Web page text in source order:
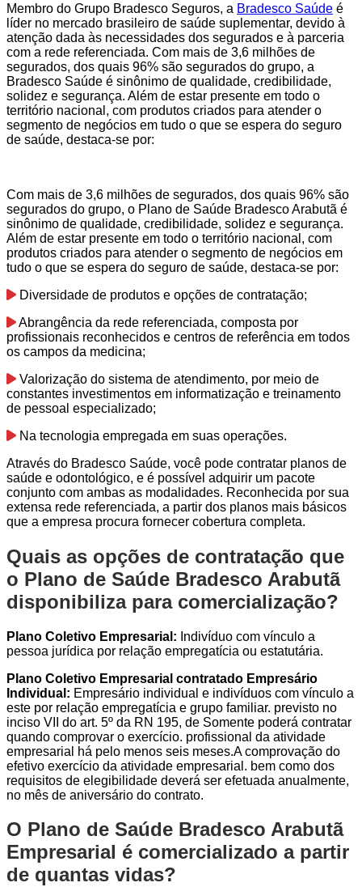
Membro do Grupo Bradesco Seguros, a Bradesco Saúde é
líder no mercado brasileiro de saúde suplementar, devido à
atenção dada às necessidades dos segurados e à parceria
com a rede referenciada. Com mais de 3,6 milhões de
segurados, dos quais 96% são segurados do grupo, a
Bradesco Saúde é sinônimo de qualidade, credibilidade,
solidez e segurança. Além de estar presente em todo o
território nacional, com produtos criados para atender o
segmento de negócios em tudo o que se espera do seguro
de saúde, destaca-se por:
Com mais de 3,6 milhões de segurados, dos quais 96% são
segurados do grupo, o Plano de Saúde Bradesco Arabutã é
sinônimo de qualidade, credibilidade, solidez e segurança.
Além de estar presente em todo o território nacional, com
produtos criados para atender o segmento de negócios em
tudo o que se espera do seguro de saúde, destaca-se por:
Diversidade de produtos e opções de contratação;
Abrangência da rede referenciada, composta por
profissionais reconhecidos e centros de referência em todos
os campos da medicina;
Valorização do sistema de atendimento, por meio de
constantes investimentos em informatização e treinamento
de pessoal especializado;
Na tecnologia empregada em suas operações.
Através do Bradesco Saúde, você pode contratar planos de
saúde e odontológico, e é possível adquirir um pacote
conjunto com ambas as modalidades. Reconhecida por sua
extensa rede referenciada, a partir dos planos mais básicos
que a empresa procura fornecer cobertura completa.
Quais as opções de contratação que
o Plano de Saúde Bradesco Arabutã
disponibiliza para comercialização?
Plano Coletivo Empresarial: Indivíduo com vínculo a
pessoa jurídica por relação empregatícia ou estatutária.
Plano Coletivo Empresarial contratado Empresário
Individual: Empresário individual e indivíduos com vínculo a
este por relação empregatícia e grupo familiar. previsto no
inciso VII do art. 5º da RN 195, de Somente poderá contratar
quando comprovar o exercício. profissional da atividade
empresarial há pelo menos seis meses.A comprovação do
efetivo exercício da atividade empresarial. bem como dos
requisitos de elegibilidade deverá ser efetuada anualmente,
no mês de aniversário do contrato.
O Plano de Saúde Bradesco Arabutã
Empresarial é comercializado a partir
de quantas vidas?